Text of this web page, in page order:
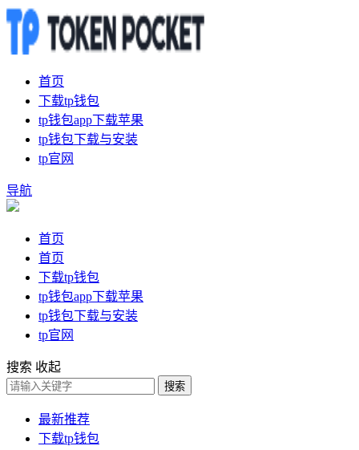
首页
下载tp钱包
tp钱包app下载苹果
tp钱包下载与安装
tp官网
导航
首页
首页
下载tp钱包
tp钱包app下载苹果
tp钱包下载与安装
tp官网
搜索 收起
搜索
最新推荐
下载tp钱包